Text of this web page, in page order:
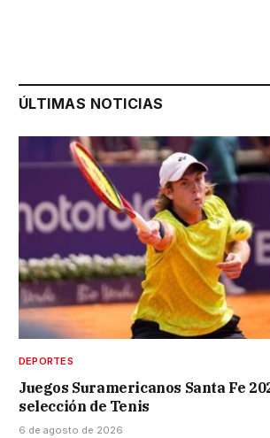
ÚLTIMAS NOTICIAS
DEPORTES
Juegos Suramericanos Santa Fe
selección de Tenis
6 de agosto de 2026